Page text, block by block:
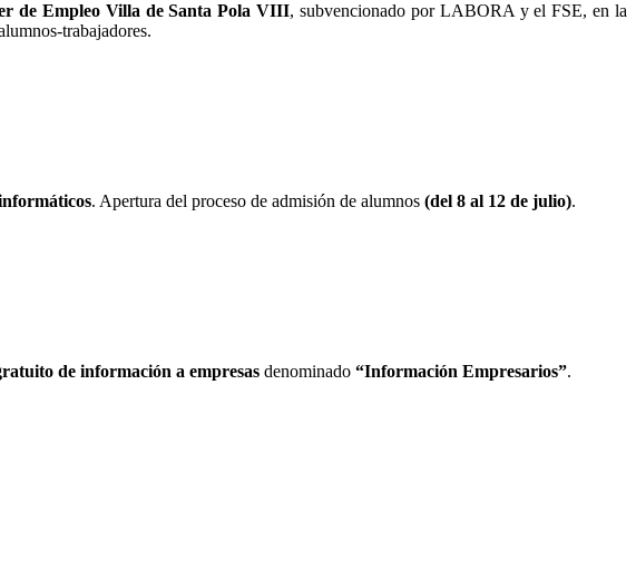
de Empleo Villa de Santa Pola VIII, subvencionado por LABORA y el FSE, en la
trabajadores.
. Apertura del proceso de admisión de alumnos (del 8 al 12 de julio).
de información a empresas denominado “Información Empresarios”.